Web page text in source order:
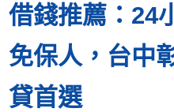
借錢推薦：24
免保人，台中
貸首選